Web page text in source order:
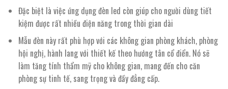
Đặc biệt là việc ứng dụng đèn led còn giúp cho người dùng tiết
kiệm được rất nhiều điện năng trong thời gian dài
Mẫu đèn này rất phù hợp với các không gian phòng khách, phòng
hội nghị, hành lang với thiết kế theo hướng tân cổ điển. Nó sẽ
làm tăng tính thẩm mỹ cho không gian, mang đến cho căn
phòng sự tinh tế, sang trọng và đầy đẳng cấp.